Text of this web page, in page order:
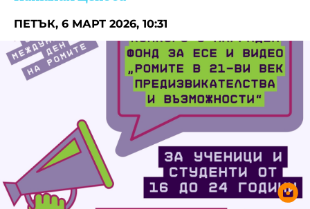
Фантазирай
Приказки
История на изкуството
Музикална кутийка
От соул до рокендрол
Междучасие
Яйцето на света
Кои сме ние?
За вас, родители
БНР Новини
Архивен фонд на БНР
ПЕТЪК, 6 МАРТ 2026, 10:31